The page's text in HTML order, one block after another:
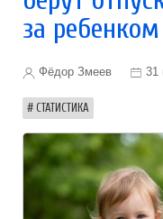
за ребенком
Фёдор Змеев 31
СТАТИСТИКА